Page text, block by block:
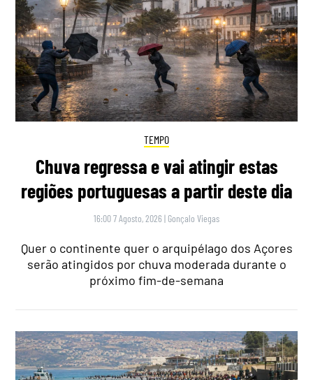
TEMPO
Chuva regressa e vai atingir estas
regiões portuguesas a partir deste dia
16:00 7 Agosto, 2026 | Gonçalo Viegas
Quer o continente quer o arquipélago dos Açores
serão atingidos por chuva moderada durante o
próximo fim-de-semana